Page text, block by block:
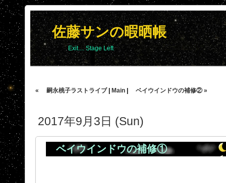
佐藤サンの暇晒帳
Exit.... Stage Left
« 嗣永桃子ラストライブ| Main ベイウインドウの補修② »
2017年9月3日 (Sun)
ベイウインドウの補修①